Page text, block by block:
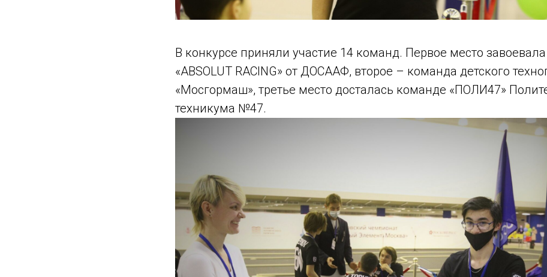
В конкурсе приняли участие 14 команд. Первое место
«ABSOLUT RACING» от ДОСААФ, второе – команда детского
«Мосгормаш», третье место досталась команде «ПОЛИ47»
техникума №47.